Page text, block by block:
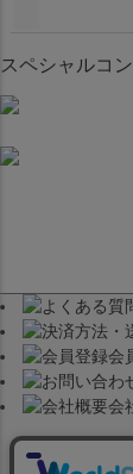
スペシャルコ
会
会